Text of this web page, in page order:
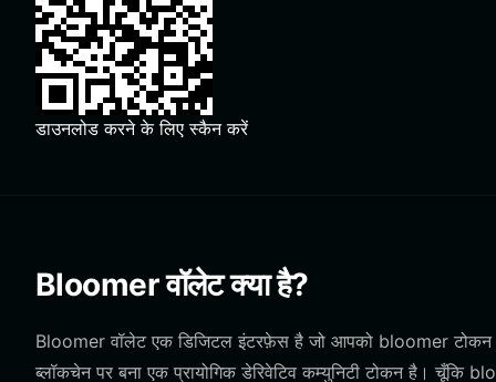
डाउनलोड करने के लिए स्कैन करें
Bloomer वॉलेट क्या है?
Bloomer वॉलेट एक डिजिटल इंटरफ़ेस है जो आपको bloomer टोकन
ब्लॉकचेन पर बना एक प्रायोगिक डेरिवेटिव कम्युनिटी टोकन है। चूँकि